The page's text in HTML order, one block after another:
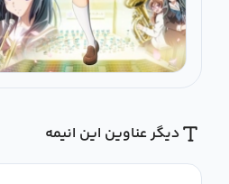
دیگر عناوین این انیمه